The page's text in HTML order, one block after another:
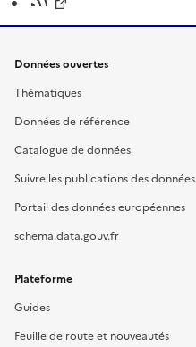
Données ouvertes
Thématiques
Données de référence
Catalogue de données
Suivre les publications des données
Portail des données européennes
schema.data.gouv.fr
Plateforme
Guides
Feuille de route et nouveautés